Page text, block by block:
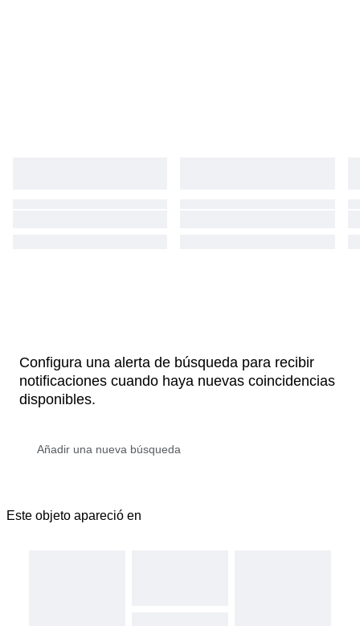
Configura una alerta de búsqueda para recibir
notificaciones cuando haya nuevas coincidencias
disponibles.
Este objeto apareció en